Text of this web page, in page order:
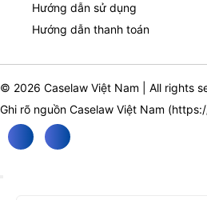
Hướng dẫn sử dụng
Hướng dẫn thanh toán
© 2026 Caselaw Việt Nam | All rights
Ghi rõ nguồn Caselaw Việt Nam (